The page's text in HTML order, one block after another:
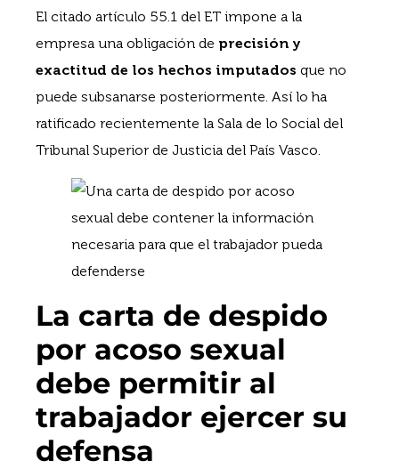
El citado artículo 55.1 del ET impone a la
empresa una obligación de precisión y
exactitud de los hechos imputados que no
puede subsanarse posteriormente. Así lo ha
ratificado recientemente la Sala de lo Social del
Tribunal Superior de Justicia del País Vasco.
La carta de despido
por acoso sexual
debe permitir al
trabajador ejercer su
defensa